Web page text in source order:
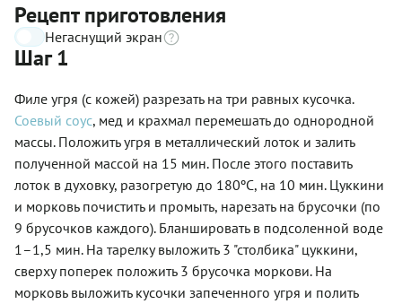
Рецепт приготовления
Негаснущий экран
Шаг 1
Филе угря (с кожей) разрезать на три равных кусочка.
Соевый соус, мед и крахмал перемешать до однородной
массы. Положить угря в металлический лоток и залить
полученной массой на 15 мин. После этого поставить
лоток в духовку, разогретую до 180ºС, на 10 мин. Цуккини
и морковь почистить и промыть, нарезать на брусочки (по
9 брусочков каждого). Бланшировать в подсоленной воде
1–1,5 мин. На тарелку выложить 3 "столбика" цуккини,
сверху поперек положить 3 брусочка моркови. На
морковь выложить кусочки запеченного угря и полить